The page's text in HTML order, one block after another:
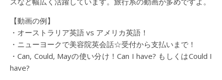
【動画の例】
・オーストラリア英語 vs アメリカ英語！
・ニューヨークで美容院英会話☆受付から支払いまで！
・Can, Could, Mayの使い分け！Can I have? もしくはCould I
have?